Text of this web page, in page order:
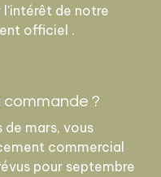
de notre
officiel .
commande ?
de mars, vous
commercial
pour septembre